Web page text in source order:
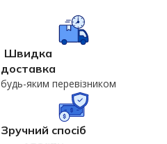
Швидка
доставка
будь-яким перевізником
Зручний спосіб